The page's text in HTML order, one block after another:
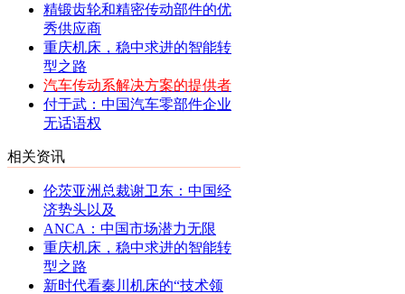
精锻齿轮和精密传动部件的优
秀供应商
重庆机床，稳中求进的智能转
型之路
汽车传动系解决方案的提供者
付于武：中国汽车零部件企业
无话语权
相关资讯
伦茨亚洲总裁谢卫东：中国经
济势头以及
ANCA：中国市场潜力无限
重庆机床，稳中求进的智能转
型之路
新时代看秦川机床的“技术领